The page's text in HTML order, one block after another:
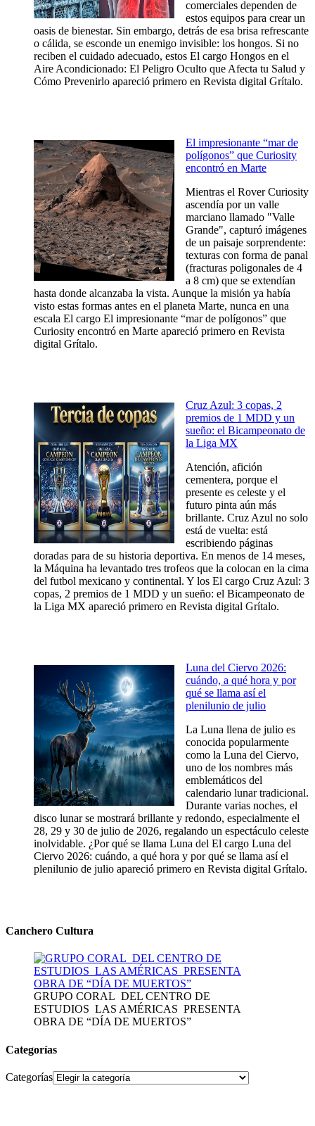
comerciales dependen de
estos equipos para crear un
oasis de bienestar. Sin embargo, detrás de esa brisa refrescante
o cálida, se esconde un enemigo invisible: los hongos. Si no
reciben el cuidado adecuado, estos El cargo Hongos en el
Aire Acondicionado: El Peligro Oculto que Afecta tu Salud y
Cómo Prevenirlo apareció primero en Revista digital Grítalo.
El impresionante “mar de
polígonos” que Curiosity
encontró en Marte
Mientras el Rover Curiosity
ascendía por un valle
marciano llamado "Valle
Grande", capturó imágenes
de un paisaje sorprendente:
texturas con forma de panal
(fracturas poligonales de 4
a 8 cm) que se extendían
hasta donde alcanzaba la vista. Aunque la misión ya había
visto estas formas antes en el planeta Marte, nunca en una
escala El cargo El impresionante “mar de polígonos” que
Curiosity encontró en Marte apareció primero en Revista
digital Grítalo.
Cruz Azul: 3 copas, 2
premios de 1 MDD y un
sueño: el Bicampeonato de
la Liga MX
Atención, afición
cementera, porque el
presente es celeste y el
futuro pinta aún más
brillante. Cruz Azul no solo
está de vuelta: está
escribiendo páginas
doradas para de su historia deportiva. En menos de 14 meses,
la Máquina ha levantado tres trofeos que la colocan en la cima
del futbol mexicano y continental. Y los El cargo Cruz Azul: 3
copas, 2 premios de 1 MDD y un sueño: el Bicampeonato de
la Liga MX apareció primero en Revista digital Grítalo.
Luna del Ciervo 2026:
cuándo, a qué hora y por
qué se llama así el
plenilunio de julio
La Luna llena de julio es
conocida popularmente
como la Luna del Ciervo,
uno de los nombres más
emblemáticos del
calendario lunar tradicional.
Durante varias noches, el
disco lunar se mostrará brillante y redondo, especialmente el
28, 29 y 30 de julio de 2026, regalando un espectáculo celeste
inolvidable. ¿Por qué se llama Luna del El cargo Luna del
Ciervo 2026: cuándo, a qué hora y por qué se llama así el
plenilunio de julio apareció primero en Revista digital Grítalo.
Canchero Cultura
GRUPO CORAL DEL CENTRO DE
ESTUDIOS LAS AMÉRICAS PRESENTA
OBRA DE “DÍA DE MUERTOS”
Categorías
Categorías